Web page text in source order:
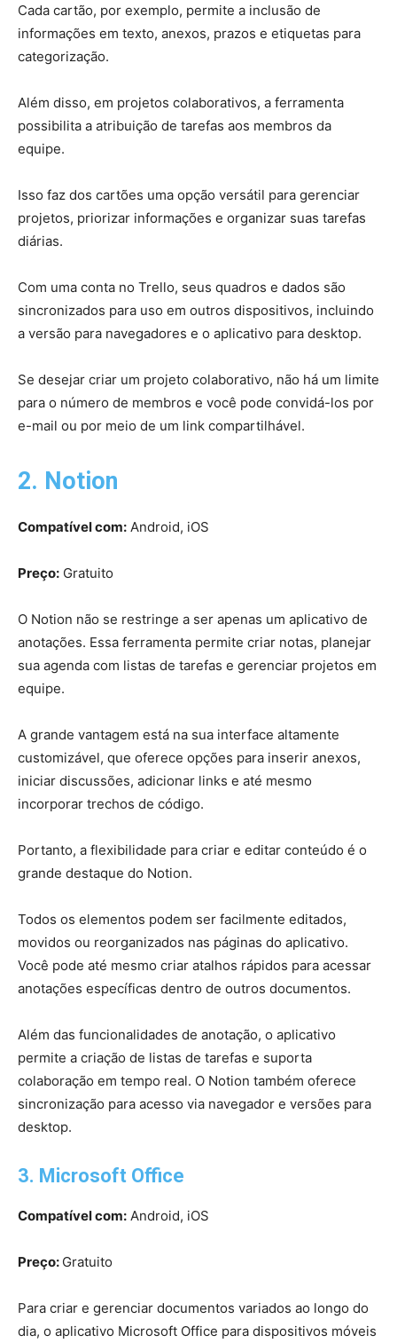
Cada cartão, por exemplo, permite a inclusão de
informações em texto, anexos, prazos e etiquetas para
categorização.
Além disso, em projetos colaborativos, a ferramenta
possibilita a atribuição de tarefas aos membros da
equipe.
Isso faz dos cartões uma opção versátil para gerenciar
projetos, priorizar informações e organizar suas tarefas
diárias.
Com uma conta no Trello, seus quadros e dados são
sincronizados para uso em outros dispositivos, incluindo
a versão para navegadores e o aplicativo para desktop.
Se desejar criar um projeto colaborativo, não há um limite
para o número de membros e você pode convidá-los por
e-mail ou por meio de um link compartilhável.
2. Notion
Compatível com: Android, iOS
Preço: Gratuito
O Notion não se restringe a ser apenas um aplicativo de
anotações. Essa ferramenta permite criar notas, planejar
sua agenda com listas de tarefas e gerenciar projetos em
equipe.
A grande vantagem está na sua interface altamente
customizável, que oferece opções para inserir anexos,
iniciar discussões, adicionar links e até mesmo
incorporar trechos de código.
Portanto, a flexibilidade para criar e editar conteúdo é o
grande destaque do Notion.
Todos os elementos podem ser facilmente editados,
movidos ou reorganizados nas páginas do aplicativo.
Você pode até mesmo criar atalhos rápidos para acessar
anotações específicas dentro de outros documentos.
Além das funcionalidades de anotação, o aplicativo
permite a criação de listas de tarefas e suporta
colaboração em tempo real. O Notion também oferece
sincronização para acesso via navegador e versões para
desktop.
3. Microsoft Office
Compatível com: Android, iOS
Preço: Gratuito
Para criar e gerenciar documentos variados ao longo do
dia, o aplicativo Microsoft Office para dispositivos móveis